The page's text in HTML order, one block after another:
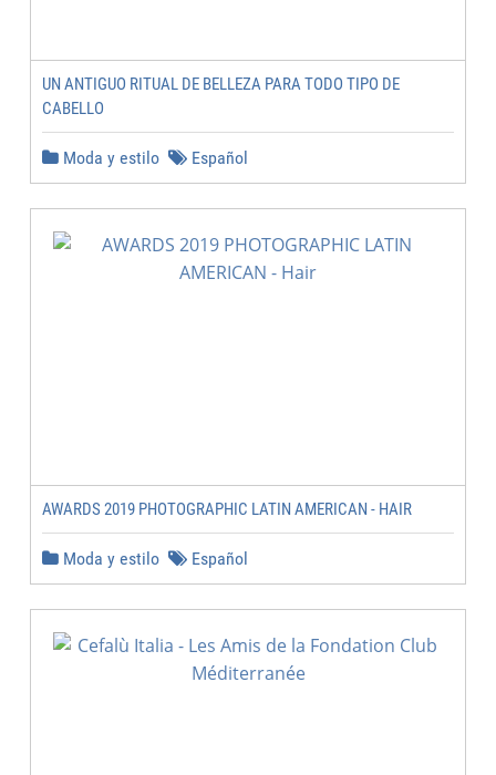
UN ANTIGUO RITUAL DE BELLEZA PARA TODO TIPO DE
CABELLO
Moda y estilo Español
AWARDS 2019 PHOTOGRAPHIC LATIN AMERICAN - HAIR
Moda y estilo Español